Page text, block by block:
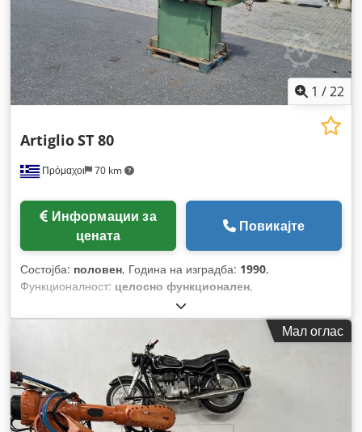
1 /22
Πρόμαχοι 70 km
ArtiglioST 80
цената
Повикајте
Состојба: половен, Година на изградба: 1990,
Функционалност: целосно функционален,
Мал оглас